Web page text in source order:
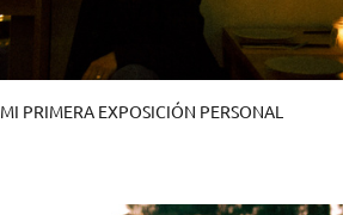
MI PRIMERA EXPOSICIÓN PERSONAL